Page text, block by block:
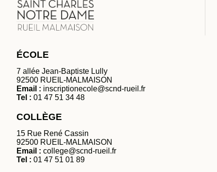
ÉCOLE
7 allée Jean-Baptiste Lully
92500 RUEIL-MALMAISON
Email : inscriptionecole@scnd-rueil.fr
Tel : 01 47 51 34 48
COLLÈGE
15 Rue René Cassin
92500 RUEIL-MALMAISON
Email : college@scnd-rueil.fr
Tel : 01 47 51 01 89